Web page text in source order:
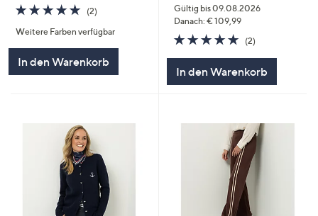
5.0
von
5
(2)
Weitere Farben verfügbar
In den Warenkorb
Gültig bis 09.08.2026
Danach: € 109,99
5.0
von
5
(2)
In den Warenkorb